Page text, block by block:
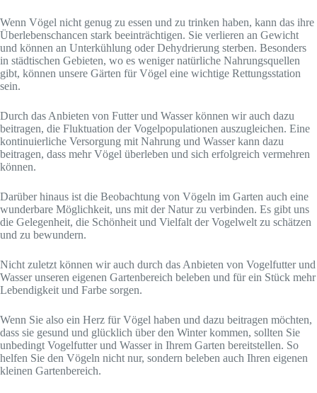
Wenn Vögel nicht genug zu essen und zu trinken haben, kann das ihre
Überlebenschancen stark beeinträchtigen. Sie verlieren an Gewicht
und können an Unterkühlung oder Dehydrierung sterben. Besonders
in städtischen Gebieten, wo es weniger natürliche Nahrungsquellen
gibt, können unsere Gärten für Vögel eine wichtige Rettungsstation
sein.
Durch das Anbieten von Futter und Wasser können wir auch dazu
beitragen, die Fluktuation der Vogelpopulationen auszugleichen. Eine
kontinuierliche Versorgung mit Nahrung und Wasser kann dazu
beitragen, dass mehr Vögel überleben und sich erfolgreich vermehren
können.
Darüber hinaus ist die Beobachtung von Vögeln im Garten auch eine
wunderbare Möglichkeit, uns mit der Natur zu verbinden. Es gibt uns
die Gelegenheit, die Schönheit und Vielfalt der Vogelwelt zu schätzen
und zu bewundern.
Nicht zuletzt können wir auch durch das Anbieten von Vogelfutter und
Wasser unseren eigenen Gartenbereich beleben und für ein Stück mehr
Lebendigkeit und Farbe sorgen.
Wenn Sie also ein Herz für Vögel haben und dazu beitragen möchten,
dass sie gesund und glücklich über den Winter kommen, sollten Sie
unbedingt Vogelfutter und Wasser in Ihrem Garten bereitstellen. So
helfen Sie den Vögeln nicht nur, sondern beleben auch Ihren eigenen
kleinen Gartenbereich.